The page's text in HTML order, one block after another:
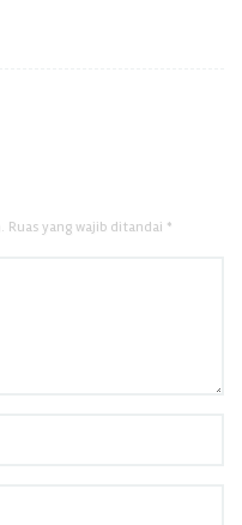
Ruas yang wajib ditandai *